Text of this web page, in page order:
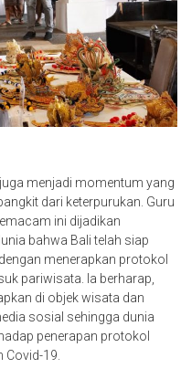
menjadi momentum yang
dari keterpurukan. Guru
ini dijadikan
bahwa Bali telah siap
menerapkan protokol
pariwisata. Ia berharap,
di objek wisata dan
sosial sehingga dunia
penerapan protokol
19.